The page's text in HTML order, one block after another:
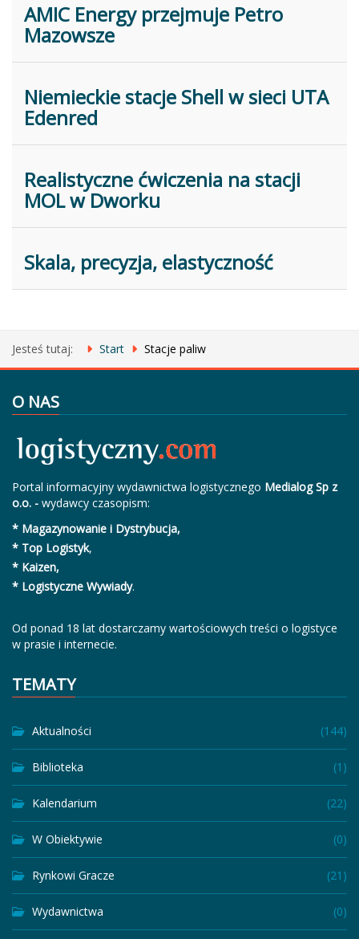
AMIC Energy przejmuje Petro
Mazowsze
Niemieckie stacje Shell w sieci UTA
Edenred
Realistyczne ćwiczenia na stacji
MOL w Dworku
Skala, precyzja, elastyczność
Jesteś tutaj: Start Stacje paliw
O NAS
Portal informacyjny wydawnictwa logistycznego Medialog Sp z
o.o. - wydawcy czasopism:
* Magazynowanie i Dystrybucja,
* Top Logistyk,
* Kaizen,
* Logistyczne Wywiady.
Od ponad 18 lat dostarczamy wartościowych treści o logistyce
w prasie i internecie.
TEMATY
Aktualności (144)
Biblioteka (1)
Kalendarium (22)
W Obiektywie (0)
Rynkowi Gracze (21)
Wydawnictwa (0)